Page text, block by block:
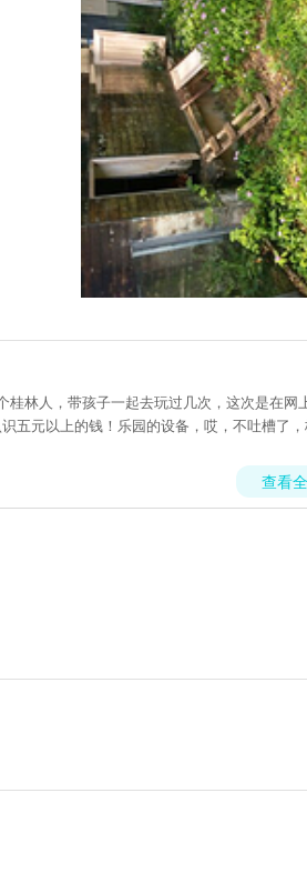
林人，带孩子一起去玩过几次，这次是在
五元以上的钱！乐园的设备，哎，不吐槽了